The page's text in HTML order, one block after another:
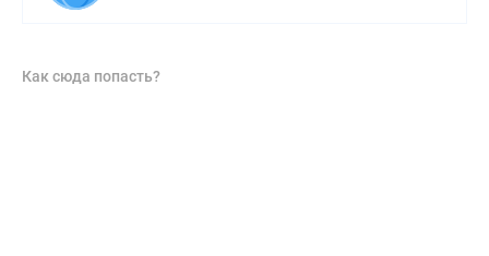
Как сюда попасть?